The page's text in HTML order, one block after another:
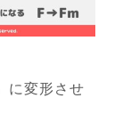
に変形させ